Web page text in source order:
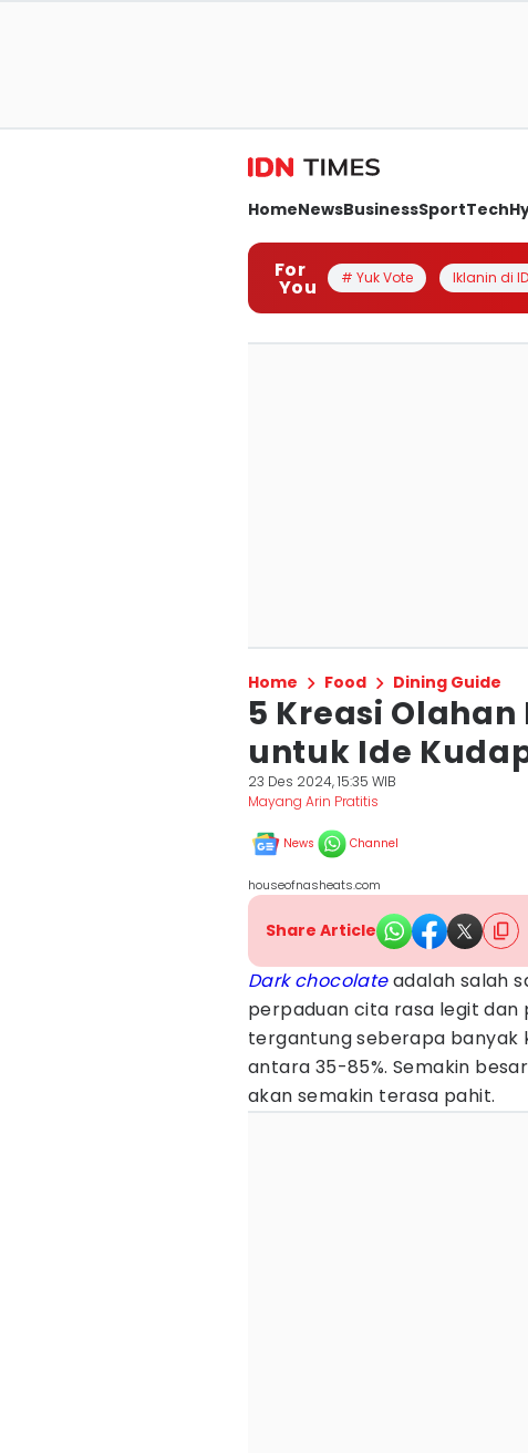
HomeNewsBusinessSportTech
For
You # Yuk Vote Iklanin di
Home Food Dining Guide
5 Kreasi
untuk Ide
23 Des 2024, 15:35 WIB
Mayang Arin Pratitis
News Channel
houseofnasheats.com
Share Article
Dark chocolateadalah salah
perpaduan cita rasa legit dan
tergantung seberapa banyak
antara 35-85%. Semakin
akan semakin terasa pahit.